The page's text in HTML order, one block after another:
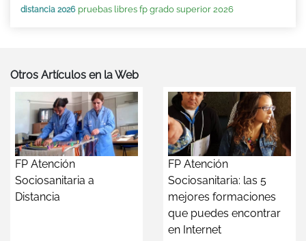
distancia 2026 pruebas libres fp grado superior 2026
Otros Artículos en la Web
FP Atención
Sociosanitaria a
Distancia
FP Atención
Sociosanitaria: las 5
mejores formaciones
que puedes encontrar
en Internet